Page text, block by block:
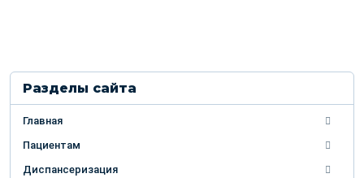
Разделы сайта
Главная
Пациентам
Диспансеризация